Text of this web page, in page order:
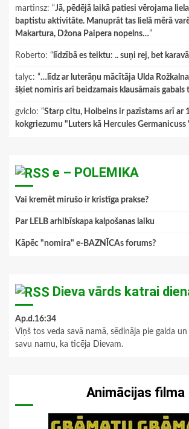
martinsz: “Jā, pēdējā laikā patiesi vērojama
baptistu aktivitāte. Manuprāt tas lielā mērā
Makartura, Džona Paipera nopelns…”
Roberto: “ līdzībā es teiktu: .. suņi rej, bet
talyc: “…līdz ar luterāņu mācītāja Ulda
šķiet nomiris arī beidzamais klausāmais gabals
gviclo: “Starp citu, Holbeins ir pazīstams arī ar
kokgriezumu "Luters kā Hercules Germanicuss
e – POLEMIKA
Vai kremēt mirušo ir kristīga prakse?
Par LELB arhibīskapa kalpošanas laiku
Kāpēc "nomira" e-BAZNĪCAs forums?
Dieva vārds katrai
Ap.d.16:34
Viņš tos veda savā namā, sēdināja pie galda
savu namu, ka ticēja Dievam.
Animācijas filma